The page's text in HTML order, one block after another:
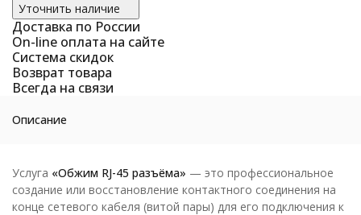
Уточнить наличие
Доставка по России
On-line оплата на сайте
Система скидок
Возврат товара
Всегда на связи
Описание
Услуга «Обжим RJ-45 разъёма» — это профессиональное
создание или восстановление контактного соединения на
конце сетевого кабеля (витой пары) для его подключения к